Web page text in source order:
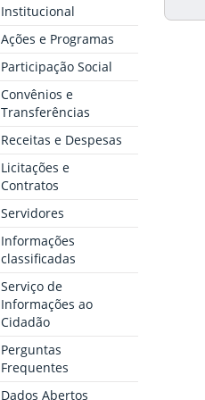
Institucional
Ações e Programas
Participação Social
Convênios e
Transferências
Receitas e Despesas
Licitações e
Contratos
Servidores
Informações
classificadas
Serviço de
Informações ao
Cidadão
Perguntas
Frequentes
Dados Abertos